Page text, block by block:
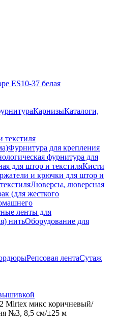
ES10-37 белая
КарнизыКаталоги,
текстиля
Фурнитура для крепления
фурнитура для
для штор и текстиляКисти
и крючки для штор и
Люверсы, люверсная
(для жесткого
ленты для
нитьОборудование для
Репсовая лентаСутаж
Mirtex микс коричневый/
№3, 8,5 см/±25 м